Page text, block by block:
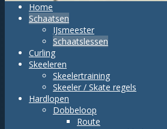
Home
Schaatsen
IJsmeester
Schaatslessen
Curling
Skeeleren
Skeelertraining
Skeeler / Skate regels
Hardlopen
Dobbeloop
Route